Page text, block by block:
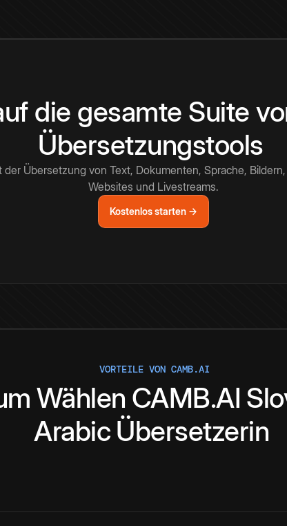
die gesamte Suite
Übersetzungstools
der Übersetzung von Text, Dokumenten, Sprache,
Websites und Livestreams.
Kostenlos starten →
VORTEILE VON CAMB.AI
Wählen CAMB.AI
Arabic Übersetzerin